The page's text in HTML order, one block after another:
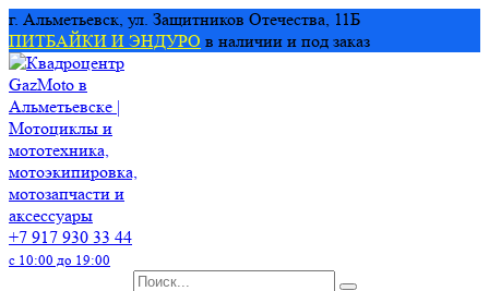
Перейти
к
содержанию
г. Альметьевск, ул. Защитников Отечества, 11Б
ПИТБАЙКИ И ЭНДУРО в наличии и под заказ
+7 917 930 33 44
с 10:00 до 19:00
Search